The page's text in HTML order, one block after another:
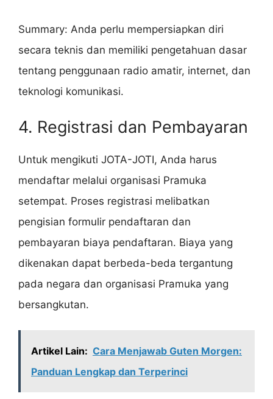
Summary: Anda perlu mempersiapkan diri
secara teknis dan memiliki pengetahuan dasar
tentang penggunaan radio amatir, internet, dan
teknologi komunikasi.
4. Registrasi dan Pembayaran
Untuk mengikuti JOTA-JOTI, Anda harus
mendaftar melalui organisasi Pramuka
setempat. Proses registrasi melibatkan
pengisian formulir pendaftaran dan
pembayaran biaya pendaftaran. Biaya yang
dikenakan dapat berbeda-beda tergantung
pada negara dan organisasi Pramuka yang
bersangkutan.
Artikel Lain: Cara Menjawab Guten Morgen:
Panduan Lengkap dan Terperinci